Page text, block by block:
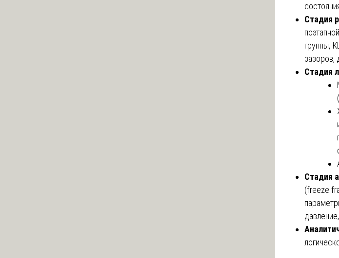
Стадия
группы,
зазоров,
Стадия
Стадия
(freeze